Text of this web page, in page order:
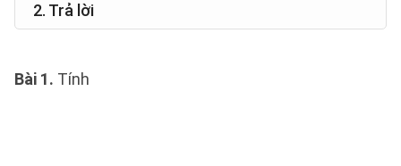
2. Trả lời
Bài 1. Tính